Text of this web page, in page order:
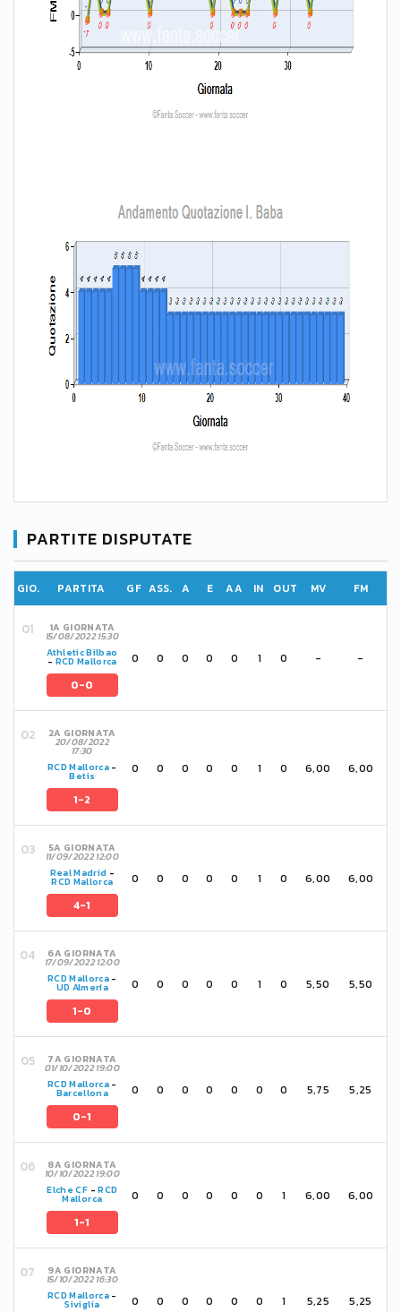
PARTITE DISPUTATE
GIO. PARTITA GF ASS. A E AA IN OUT MV FM
1A GIORNATA
15/08/2022 15:30
Athletic Bilbao
- RCD Mallorca
0-0
0 0 0 0 0 1 0 - -
2A GIORNATA
20/08/2022
17:30
RCD Mallorca -
Betis
1-2
0 0 0 0 0 1 0 6,00 6,00
5A GIORNATA
11/09/2022 12:00
Real Madrid -
RCD Mallorca
4-1
0 0 0 0 0 1 0 6,00 6,00
6A GIORNATA
17/09/2022 12:00
RCD Mallorca -
UD Almería
1-0
0 0 0 0 0 1 0 5,50 5,50
7A GIORNATA
01/10/2022 19:00
RCD Mallorca -
Barcellona
0-1
0 0 0 0 0 0 0 5,75 5,25
8A GIORNATA
10/10/2022 19:00
Elche CF -RCD
Mallorca
1-1
0 0 0 0 0 0 1 6,00 6,00
9A GIORNATA
15/10/2022 16:30
RCD Mallorca -
Siviglia 0 0 0 0 0 0 1 5,25 5,25